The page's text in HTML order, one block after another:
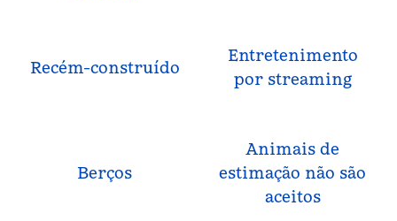
Recém-construído
Entretenimento
por streaming
Berços
Animais de
estimação não são
aceitos